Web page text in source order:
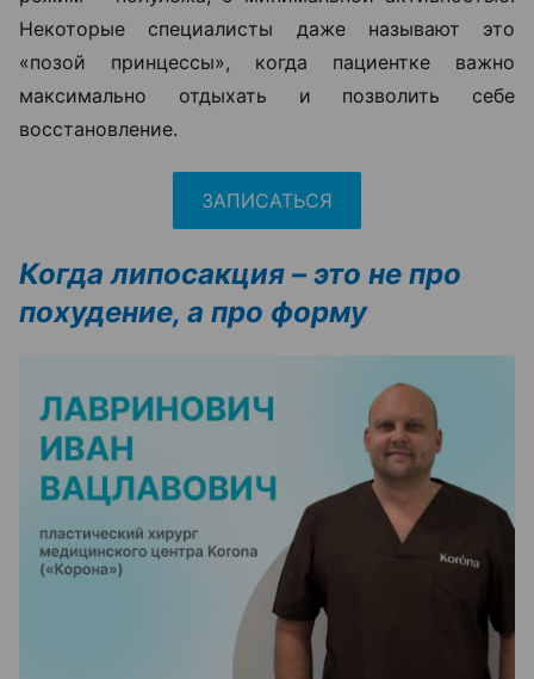
Некоторые специалисты даже называют это
«позой принцессы», когда пациентке важно
максимально отдыхать и позволить себе
восстановление.
ЗАПИСАТЬСЯ
Когда липосакция – это не про
похудение, а про форму